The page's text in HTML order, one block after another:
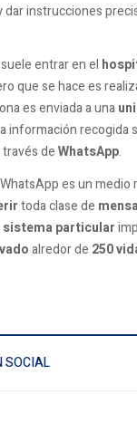
instrucciones
entrar en el
que se hace es
es enviada a una
información recogida
deWhatsApp.
es un medio
toda clase de
sistema particular
alredor de 250
SOCIAL